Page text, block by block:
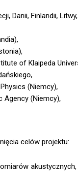
Danii, Finlandii,
of Klaipeda
(Niemcy),
Agency (Niemcy),
celów projektu: